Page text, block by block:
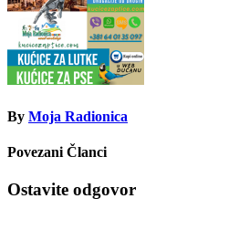
By Moja Radionica
Povezani Članci
Ostavite odgovor